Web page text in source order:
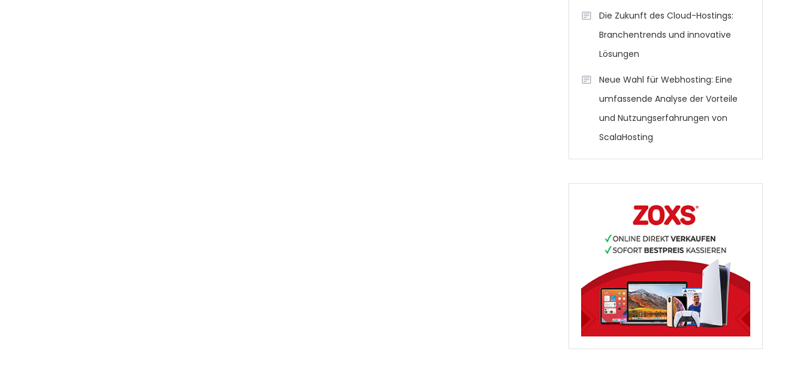
Die Zukunft des Cloud-Hostings:
Branchentrends und innovative
Lösungen
Neue Wahl für Webhosting: Eine
umfassende Analyse der Vorteile
und Nutzungserfahrungen von
ScalaHosting